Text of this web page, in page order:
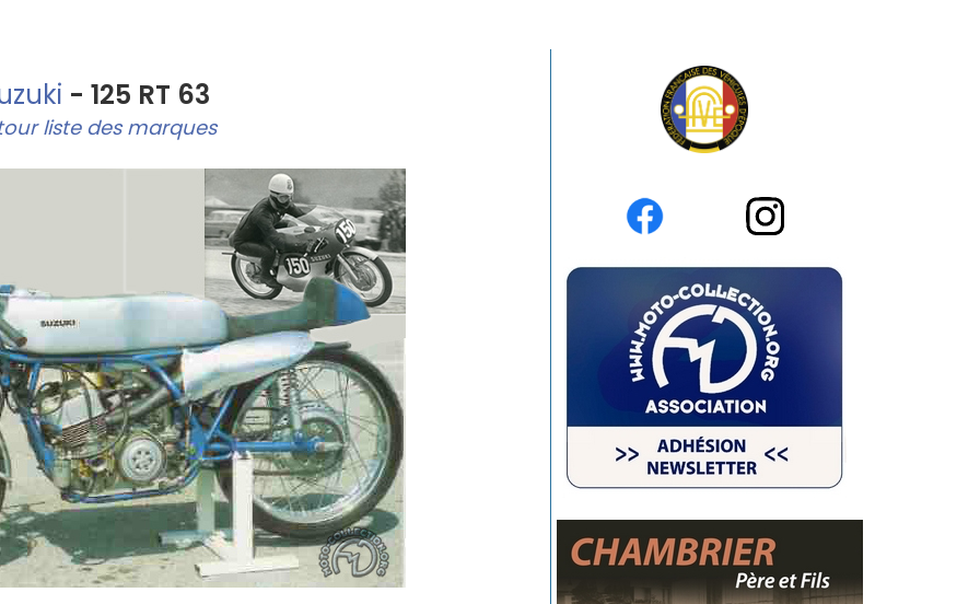
- 125 RT 63
liste des marques